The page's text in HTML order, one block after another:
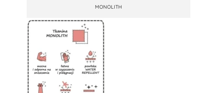
MONOLITH